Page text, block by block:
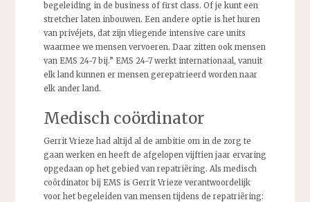
begeleiding in de business of first class. Of je kunt een
stretcher laten inbouwen. Een andere optie is het huren
van privéjets, dat zijn vliegende intensive care units
waarmee we mensen vervoeren. Daar zitten ook mensen
van EMS 24-7 bij.” EMS 24-7 werkt internationaal, vanuit
elk land kunnen er mensen gerepatrieerd worden naar
elk ander land.
Medisch coördinator
Gerrit Vrieze had altijd al de ambitie om in de zorg te
gaan werken en heeft de afgelopen vijftien jaar ervaring
opgedaan op het gebied van repatriëring. Als medisch
coördinator bij EMS is Gerrit Vrieze verantwoordelijk
voor het begeleiden van mensen tijdens de repatriëring: